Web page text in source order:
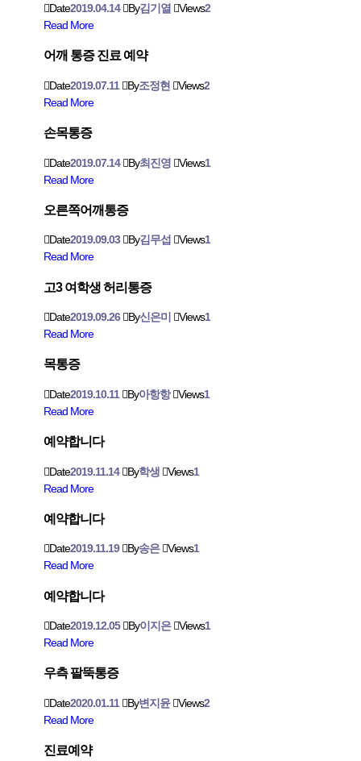
Date2019.04.14 By김기열 Views2
Read More
어깨 통증 진료 예약
Date2019.07.11 By조정현 Views2
Read More
손목통증
Date2019.07.14 By최진영 Views1
Read More
오른쪽어깨통증
Date2019.09.03 By김무섭 Views1
Read More
고3 여학생 허리통증
Date2019.09.26 By신은미 Views1
Read More
목통증
Date2019.10.11 By아항항 Views1
Read More
예약합니다
Date2019.11.14 By학생 Views1
Read More
예약합니다
Date2019.11.19 By송은 Views1
Read More
예약합니다
Date2019.12.05 By이지은 Views1
Read More
우측 팔뚝통증
Date2020.01.11 By변지윤 Views2
Read More
진료예약